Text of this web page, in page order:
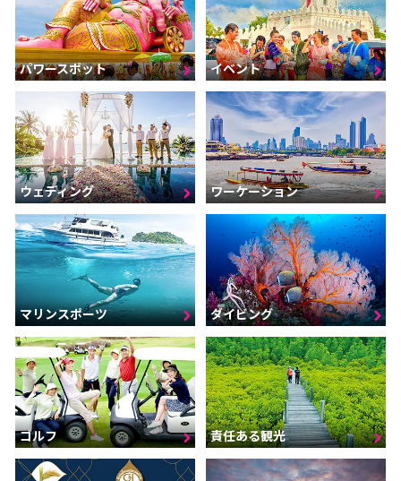
パワースポット イベント
ウェディング ワーケーション
マリンスポーツ ダイビング
ゴルフ 責任ある観光